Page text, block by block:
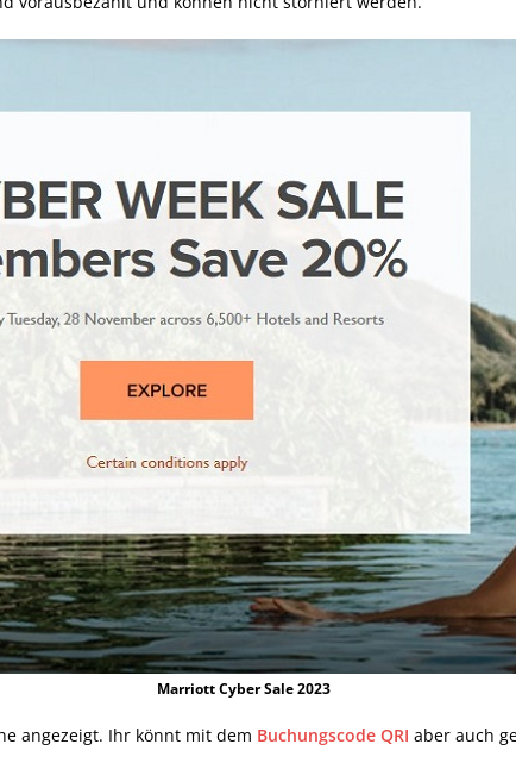
Marriott Cyber Sale 2023
angezeigt. Ihr könnt mit dem Buchungscode QRI aber auch